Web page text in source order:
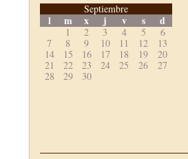
Septiembre
l m x j v s d
1 2 3 4 5
6
7
8 9 10 11 12
13
14
15 16 17 18 19
20
21
22 23 24 25 26
27
28
29 30